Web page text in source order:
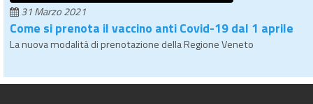
31 Marzo 2021
Come si prenota il vaccino anti Covid-19 dal 1 aprile
La nuova modalità di prenotazione della Regione Veneto